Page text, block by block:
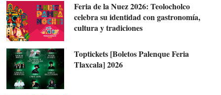
Feria de la Nuez 2026: Teolocholco
celebra su identidad con gastronomía,
cultura y tradiciones
Toptickets [Boletos Palenque Feria
Tlaxcala] 2026